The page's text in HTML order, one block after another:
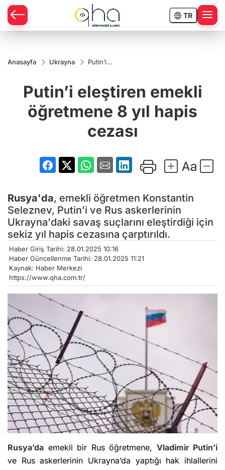
TR
Anasayfa Ukrayna
Putin’i
öğretmene
8 yıl hapis
cezası
Putin’i eleştiren emekli
öğretmene 8 yıl hapis
cezası
Rusya'da, emekli öğretmen Konstantin
Seleznev, Putin'i ve Rus askerlerinin
Ukrayna'daki savaş suçlarını eleştirdiği için
sekiz yıl hapis cezasına çarptırıldı.
Haber Giriş Tarihi: 28.01.2025 10:16
Haber Güncellenme Tarihi: 28.01.2025 11:21
Kaynak: Haber Merkezi
https://www.qha.com.tr/
Rusya’da emekli bir Rus öğretmene, Vladimir Putin’i
ve Rus askerlerinin Ukrayna’da yaptığı hak ihlallerini